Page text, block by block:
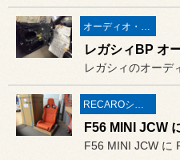
オーディオ・ナビ関連
レガシィBP オ
RECAROシート
F56 MINI JCW に